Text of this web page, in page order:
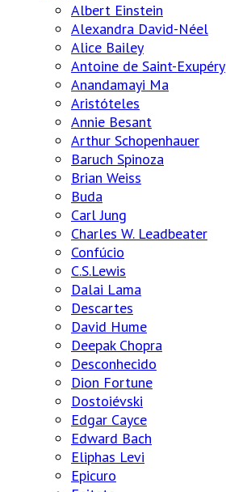
Albert Einstein
Alexandra David-Néel
Alice Bailey
Antoine de Saint-Exupéry
Anandamayi Ma
Aristóteles
Annie Besant
Arthur Schopenhauer
Baruch Spinoza
Brian Weiss
Buda
Carl Jung
Charles W. Leadbeater
Confúcio
C.S.Lewis
Dalai Lama
Descartes
David Hume
Deepak Chopra
Desconhecido
Dion Fortune
Dostoiévski
Edgar Cayce
Edward Bach
Eliphas Levi
Epicuro